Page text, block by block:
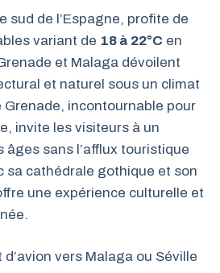
sud de l’Espagne, profite de
variant de 18 à 22°C en
et Malaga dévoilent
et naturel sous un climat
Grenade, incontournable pour
invite les visiteurs à un
âges sans l’afflux touristique
sa cathédrale gothique et son
une expérience culturelle et
vers Malaga ou Séville